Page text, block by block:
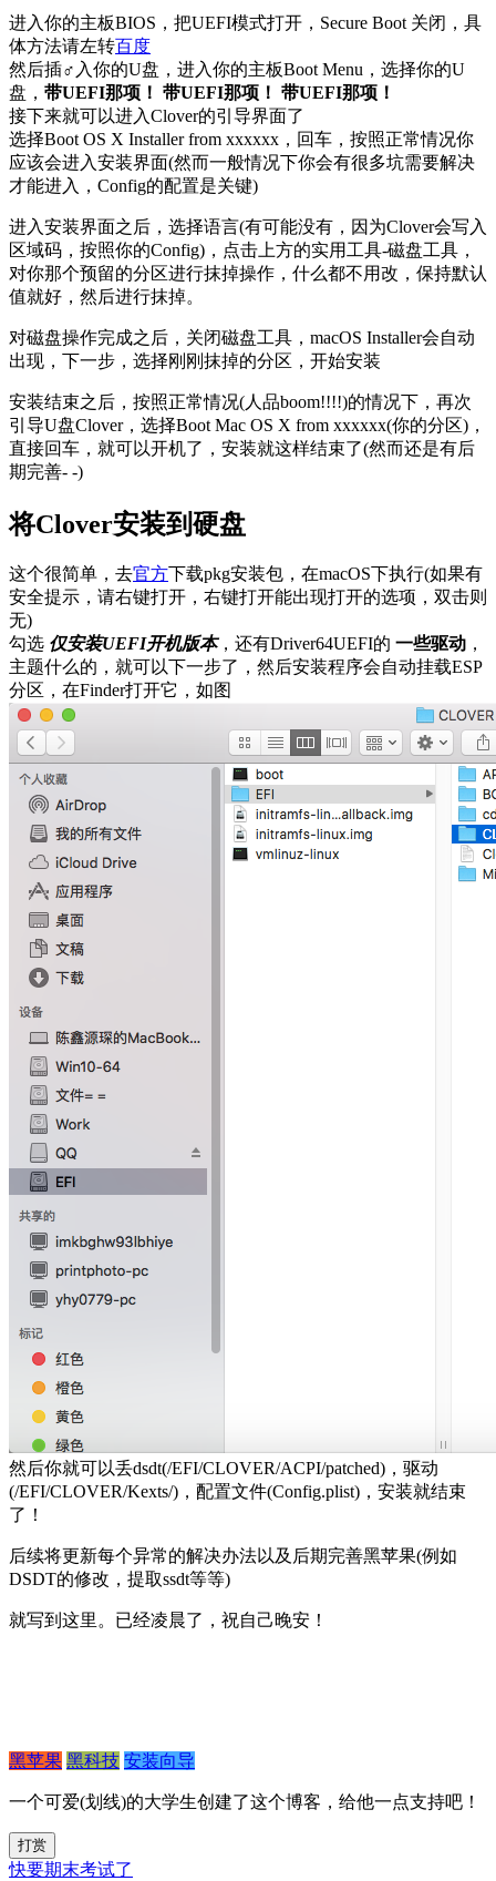
进入你的主板BIOS，把UEFI模式打开，Secure Boot 关闭，具
体方法请左转百度
然后插♂入你的U盘，进入你的主板Boot Menu，选择你的U
盘， 带UEFI那项！ 带UEFI那项！ 带UEFI那项！
接下来就可以进入Clover的引导界面了
选择Boot OS X Installer from xxxxxx，回车，按照正常情况你
应该会进入安装界面(然而一般情况下你会有很多坑需要解决
才能进入，Config的配置是关键)
进入安装界面之后，选择语言(有可能没有，因为Clover会写入
区域码，按照你的Config)，点击上方的实用工具-磁盘工具，
对你那个预留的分区进行抹掉操作，什么都不用改，保持默认
值就好，然后进行抹掉。
对磁盘操作完成之后，关闭磁盘工具，macOS Installer会自动
出现，下一步，选择刚刚抹掉的分区，开始安装
安装结束之后，按照正常情况(人品boom!!!!)的情况下，再次
引导U盘Clover，选择Boot Mac OS X from xxxxxx(你的分区)，
直接回车，就可以开机了，安装就这样结束了(然而还是有后
期完善- -)
将Clover安装到硬盘
这个很简单，去官方 下载pkg安装包，在macOS下执行(如果有
安全提示，请右键打开，右键打开能出现打开的选项，双击则
无)
勾选 仅安装UEFI开机版本，还有Driver64UEFI的 一些驱动 ，
主题什么的，就可以下一步了，然后安装程序会自动挂载ESP
分区，在Finder打开它，如图
然后你就可以丢dsdt(/EFI/CLOVER/ACPI/patched)，驱动
(/EFI/CLOVER/Kexts/)，配置文件(Config.plist)，安装就结束
了！
后续将更新每个异常的解决办法以及后期完善黑苹果(例如
DSDT的修改，提取ssdt等等)
就写到这里。已经凌晨了，祝自己晚安！
黑苹果 黑科技 安装向导
一个可爱(划线)的大学生创建了这个博客，给他一点支持吧！
打赏
快要期末考试了